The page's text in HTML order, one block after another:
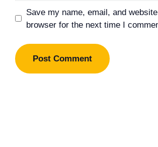
Save my name, email, and
browser for the next time I